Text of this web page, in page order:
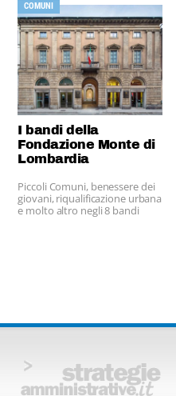
COMUNI
I bandi della
Fondazione Monte di
Lombardia
Piccoli Comuni, benessere dei
giovani, riqualificazione urbana
e molto altro negli 8 bandi